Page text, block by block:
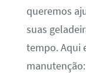
queremos
suas
tempo. Aqui
manutenção: